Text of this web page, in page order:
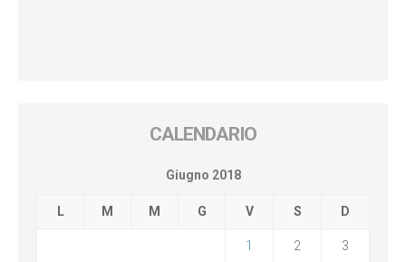
CALENDARIO
Giugno 2018
L M M G V S D
1 2 3